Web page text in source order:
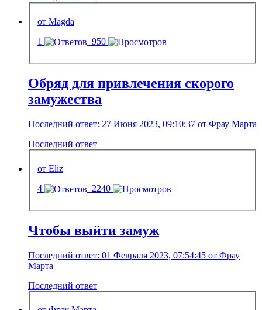
от Magda
1
950
Обряд для привлечения скорого
замужества
Последний ответ: 27 Июня 2023, 09:10:37 от Фрау Марта
Последний ответ
от Eliz
4
2240
Чтобы выйти замуж
Последний ответ: 01 Февраля 2023, 07:54:45 от Фрау
Марта
Последний ответ